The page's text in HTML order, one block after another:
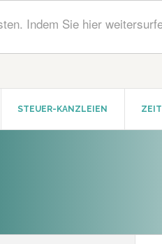
Indem Sie hier
STEUER-KANZLEIEN